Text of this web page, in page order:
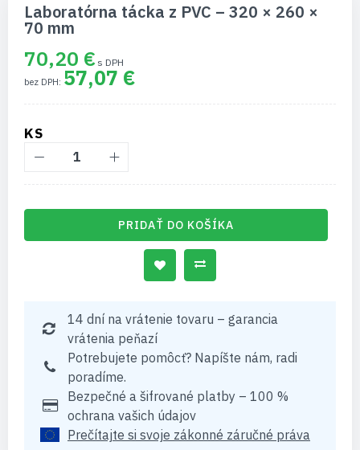
začiatok
galérie
Laboratórna tácka z PVC – 320 × 260 ×
70 mm
70,20 €
57,07 €
KS
PRIDAŤ DO KOŠÍKA
14 dní na vrátenie tovaru – garancia
vrátenia peňazí
Potrebujete pomôcť? Napíšte nám, radi
poradíme.
Bezpečné a šifrované platby – 100 %
ochrana vašich údajov
Prečítajte si svoje zákonné záručné práva